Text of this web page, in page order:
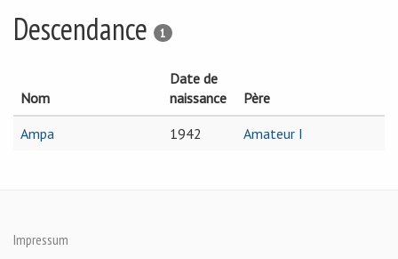
Descendance 1
Nom
Date de
naissance
Père
Ampa
1942 Amateur I
Impressum